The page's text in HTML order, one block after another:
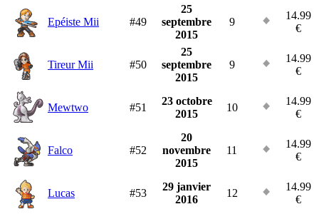
Epéiste Mii #49
25
septembre
2015
9
14.99
€
Tireur Mii #50
25
septembre
2015
9
14.99
€
Mewtwo #51
23 octobre
2015
10
14.99
€
Falco #52
20
novembre
2015
11
14.99
€
Lucas #53
29 janvier
2016
12
14.99
€